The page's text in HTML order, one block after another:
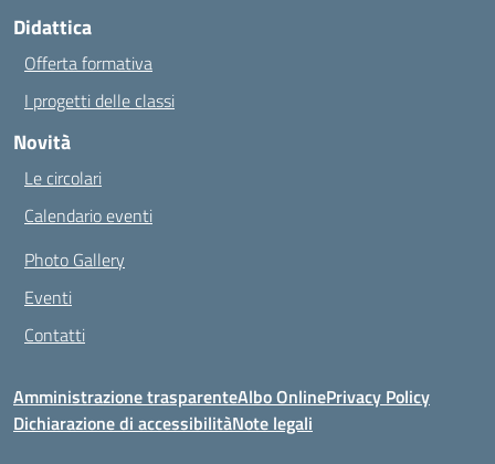
Didattica
Offerta formativa
I progetti delle classi
Novità
Le circolari
Calendario eventi
Photo Gallery
Eventi
Contatti
Amministrazione trasparenteAlbo OnlinePrivacy Policy
Dichiarazione di accessibilitàNote legali